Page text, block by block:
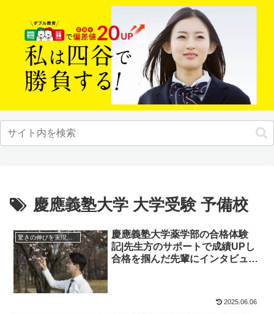
慶應義塾大学 大学受験 予備校
驚きの伸びを実現｜先輩列伝
慶應義塾大学薬学部の合格体験
記|先生方のサポートで成績UPし
合格を掴んだ先輩にインタビュ
2025.06.06